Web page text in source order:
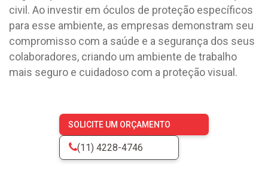
civil. Ao investir em óculos de proteção específicos
para esse ambiente, as empresas demonstram seu
compromisso com a saúde e a segurança dos seus
colaboradores, criando um ambiente de trabalho
mais seguro e cuidadoso com a proteção visual.
SOLICITE UM ORÇAMENTO
(11) 4228-4746